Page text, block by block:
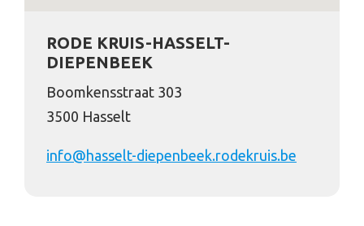
RODE KRUIS-HASSELT-
DIEPENBEEK
Boomkensstraat 303
3500 Hasselt
info@hasselt-diepenbeek.rodekruis.be